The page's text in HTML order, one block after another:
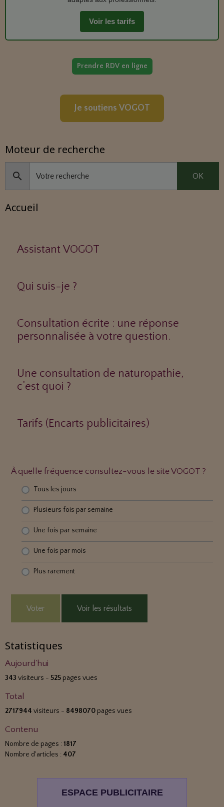
Voir les tarifs
Prendre RDV en ligne
Je soutiens VOGOT
Moteur de recherche
OK
Accueil
Assistant VOGOT
Qui suis-je ?
Consultation écrite : une réponse
personnalisée à votre question.
Une consultation de naturopathie,
c’est quoi ?
Tarifs (Encarts publicitaires)
À quelle fréquence consultez-vous le site VOGOT ?
Tous les jours
Plusieurs fois par semaine
Une fois par semaine
Une fois par mois
Plus rarement
Voter Voir les résultats
Statistiques
Aujourd'hui
343 visiteurs - 525 pages vues
Total
2717944 visiteurs - 8498070 pages vues
Contenu
Nombre de pages : 1817
Nombre d'articles : 407
ESPACE PUBLICITAIRE